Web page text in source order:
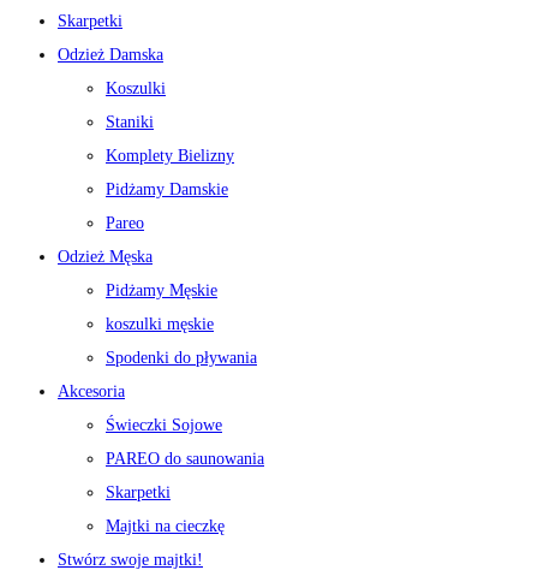
Skarpetki
Odzież Damska
Koszulki
Staniki
Komplety Bielizny
Pidżamy Damskie
Pareo
Odzież Męska
Pidżamy Męskie
koszulki męskie
Spodenki do pływania
Akcesoria
Świeczki Sojowe
PAREO do saunowania
Skarpetki
Majtki na cieczkę
Stwórz swoje majtki!